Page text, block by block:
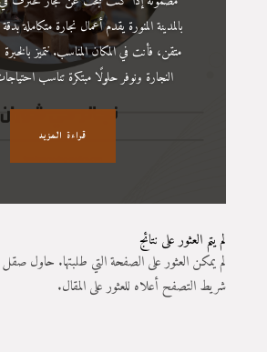
بالمدينة المنورة يقدم أعمال نجارة متكاملة
متقن، فأنت في المكان المناسب. نتميز
النجارة ونوفر حلولًا مبتكرة تناسب
قراءة المزيد
لم يتم العثور على نتائج
لم يمكن العثور على الصفحة التي طلبتها. حاول
شريط التصفح أعلاه للعثور على المقال.